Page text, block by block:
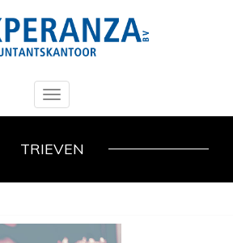
Toggle
navigation
TRIEVEN